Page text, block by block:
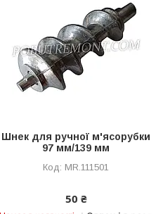
Шнек для ручної м'ясорубки
97 мм/139 мм
MR.111501
50 ₴